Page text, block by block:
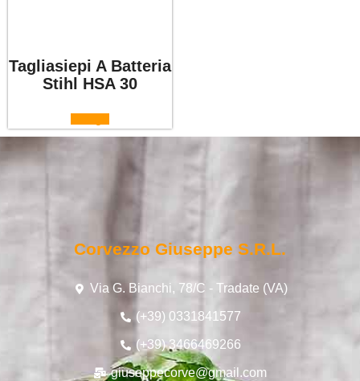
Tagliasiepi A Batteria
Stihl HSA 30
Corvezzo Giuseppe S.r.l.
Via G. Bianchi, 78/C - Tradate (VA)
(+39) 0331841577
(+39) 3466469266
giuseppecorve@gmail.com